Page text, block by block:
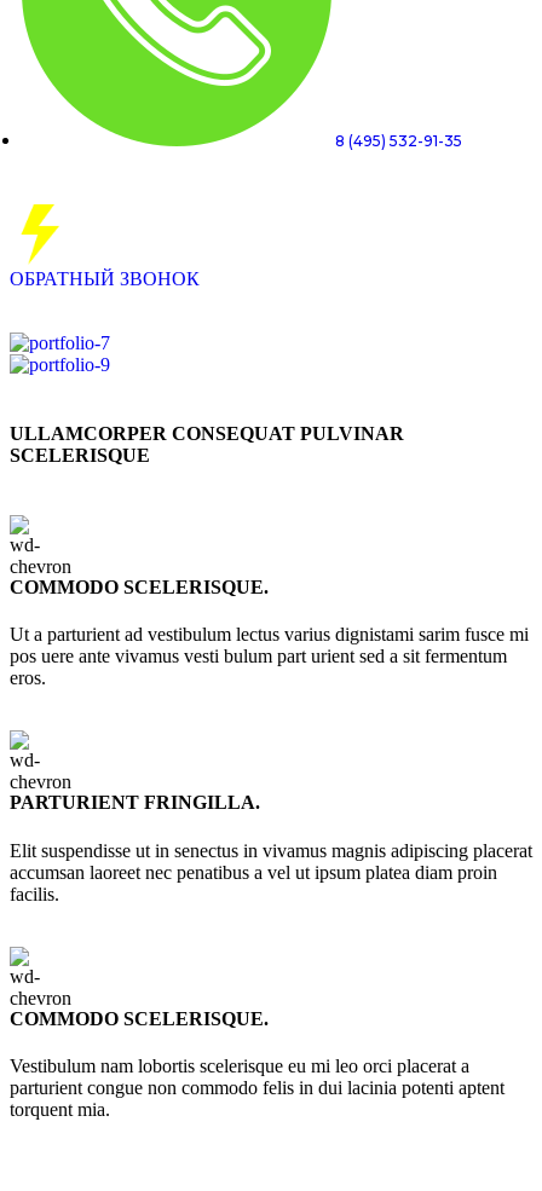
8 (495) 532-91-35
ОБРАТНЫЙ ЗВОНОК
ULLAMCORPER CONSEQUAT PULVINAR
SCELERISQUE
COMMODO SCELERISQUE.
Ut a parturient ad vestibulum lectus varius dignistami sarim fusce mi
pos uere ante vivamus vesti bulum part urient sed a sit fermentum
eros.
PARTURIENT FRINGILLA.
Elit suspendisse ut in senectus in vivamus magnis adipiscing placerat
accumsan laoreet nec penatibus a vel ut ipsum platea diam proin
facilis.
COMMODO SCELERISQUE.
Vestibulum nam lobortis scelerisque eu mi leo orci placerat a
parturient congue non commodo felis in dui lacinia potenti aptent
torquent mia.